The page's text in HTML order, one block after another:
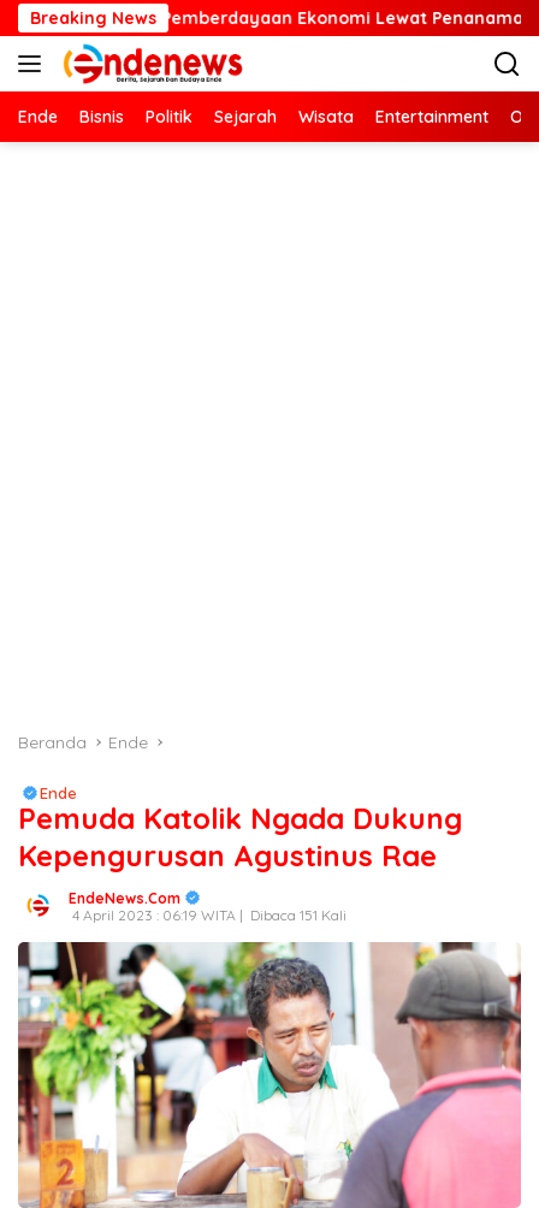
Langsung
ke
konten
Breaking News
Ekonomi Lewat Penanaman Bibit Kopi Kartini
Ende Bisnis Politik Sejarah Wisata Entertainment
Beranda Ende
Ende
Pemuda Katolik Ngada Dukung
Kepengurusan Agustinus Rae
EndeNews.Com
4 April 2023 : 06:19 WITA | Dibaca 151 Kali